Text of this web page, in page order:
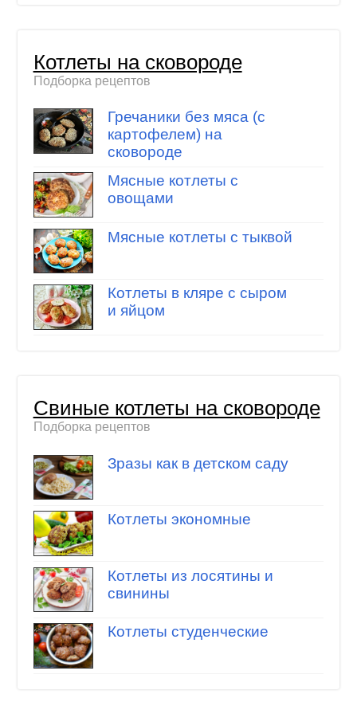
Котлеты на сковороде
Подборка рецептов
Гречаники без мяса (с
картофелем) на
сковороде
Мясные котлеты с
овощами
Мясные котлеты с тыквой
Котлеты в кляре с сыром
и яйцом
Свиные котлеты на сковороде
Подборка рецептов
Зразы как в детском саду
Котлеты экономные
Котлеты из лосятины и
свинины
Котлеты студенческие